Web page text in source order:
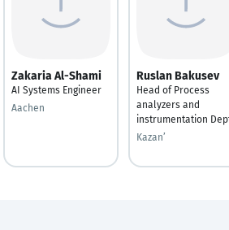
Zakaria Al-Shami
AI Systems Engineer
Aachen
Ruslan Bakusev
Head of Process
analyzers and
instrumentation
Kazan’